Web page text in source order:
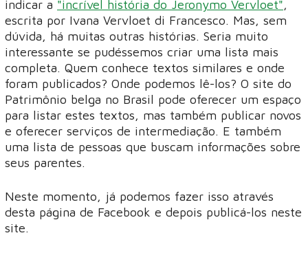
indicar a "incrível história do Jeronymo Vervloet",
escrita por Ivana Vervloet di Francesco. Mas, sem
dúvida, há muitas outras histórias. Seria muito
interessante se pudéssemos criar uma lista mais
completa. Quem conhece textos similares e onde
foram publicados? Onde podemos lê-los? O site do
Patrimônio belga no Brasil pode oferecer um espaço
para listar estes textos, mas também publicar novos
e oferecer serviços de intermediação. E também
uma lista de pessoas que buscam informações sobre
seus parentes.
Neste momento, já podemos fazer isso através
desta página de Facebook e depois publicá-los neste
site.